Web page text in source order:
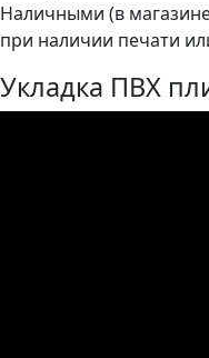
Наличными (в
при наличии печати
Укладка ПВХ